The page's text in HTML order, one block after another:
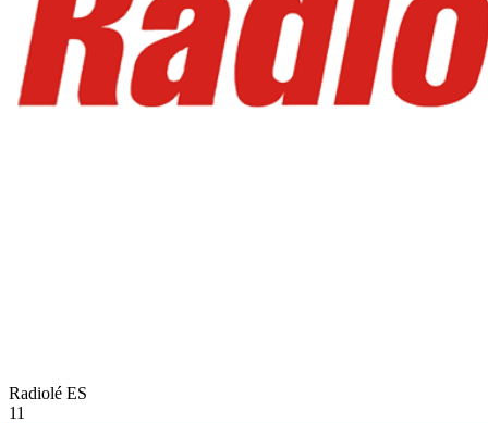
Radiolé ES
11